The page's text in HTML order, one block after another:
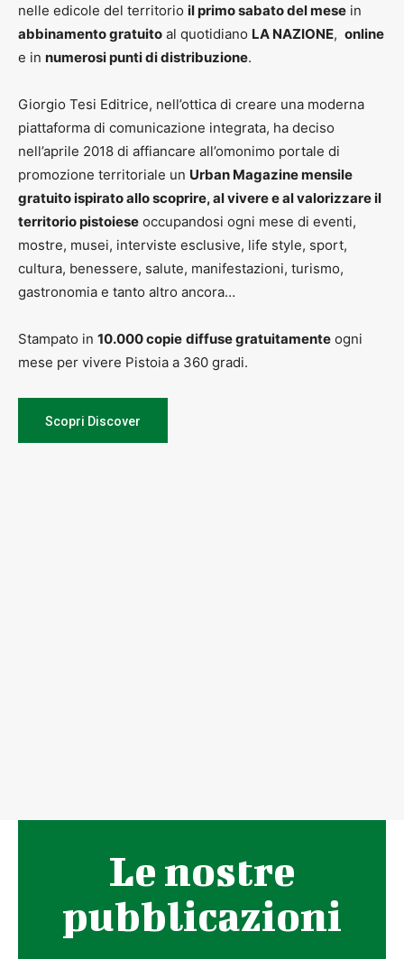
nelle edicole del territorio il primo sabato del mese in
abbinamento gratuito al quotidiano LA NAZIONE, online
e in numerosi punti di distribuzione.
Giorgio Tesi Editrice, nell’ottica di creare una moderna
piattaforma di comunicazione integrata, ha deciso
nell’aprile 2018 di affiancare all’omonimo portale di
promozione territoriale un Urban Magazine mensile
gratuito ispirato allo scoprire, al vivere e al valorizzare il
territorio pistoiese occupandosi ogni mese di eventi,
mostre, musei, interviste esclusive, life style, sport,
cultura, benessere, salute, manifestazioni, turismo,
gastronomia e tanto altro ancora…
Stampato in 10.000 copie diffuse gratuitamente ogni
mese per vivere Pistoia a 360 gradi.
Scopri Discover
Le nostre
pubblicazioni